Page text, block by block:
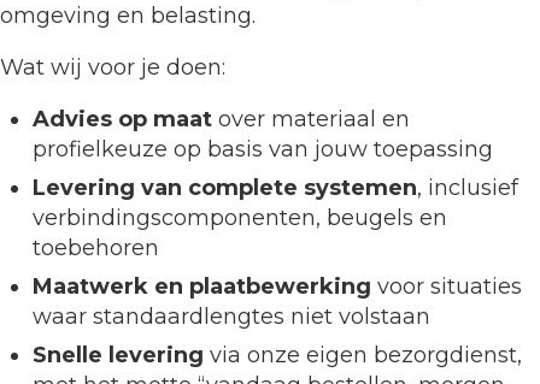
omgeving en belasting.
Wat wij voor je doen:
Advies op maat over materiaal en
profielkeuze op basis van jouw toepassing
Levering van complete systemen, inclusief
verbindingscomponenten, beugels en
toebehoren
Maatwerk en plaatbewerking voor situaties
waar standaardlengtes niet volstaan
Snelle levering via onze eigen bezorgdienst,